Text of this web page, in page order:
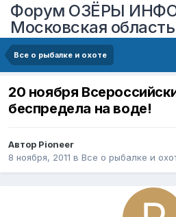
Форум ОЗЁРЫ
Московская область
Все о рыбалке и охоте
20 ноября
беспредела на воде!
Автор Pioneer
8 ноября, 2011 в Все о рыбалке и